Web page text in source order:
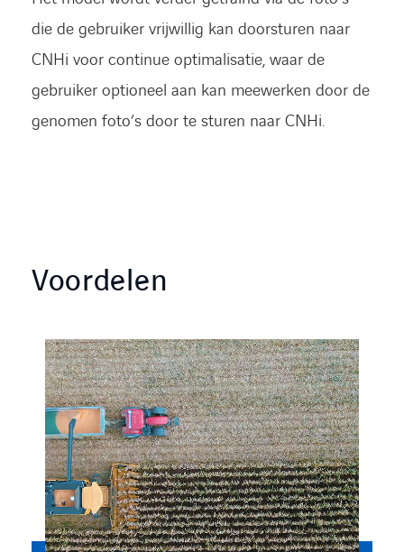
die de gebruiker vrijwillig kan doorsturen naar
CNHi voor continue optimalisatie, waar de
gebruiker optioneel aan kan meewerken door de
genomen foto’s door te sturen naar CNHi.
Voordelen